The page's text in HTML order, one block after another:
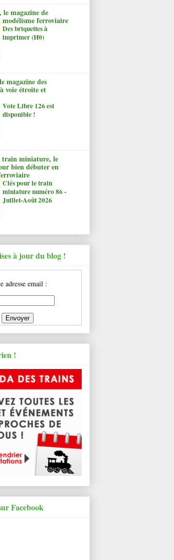
le magazine de
modélisme ferroviaire
Des briquettes à
imprimer (H0)
magazine des
voie étroite et
Voie Libre 126 est
disponible !
train miniature, le
bien débuter en
Clés pour le train
miniature numéro 86 -
Juillet-Août 2026
à jour du blog !
adresse email :
!
Facebook